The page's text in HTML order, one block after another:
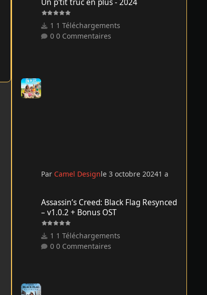
Un p'tit truc en plus - 2024
1 Téléchargements
0 Commentaires
Par Camel Designle 3 octobre 20241 a
Assassin’s Creed: Black Flag Resynced
– v1.0.2 + Bonus OST
1 Téléchargements
0 Commentaires